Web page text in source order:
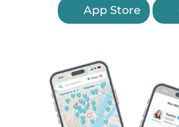
App Store